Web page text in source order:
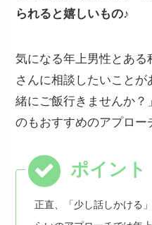
られると嬉しいもの♪
気になる年上男性とあ
さんに相談したいこと
緒にご飯行きませんか？
のもおすすめのアプロー
正直、「少し話しかける